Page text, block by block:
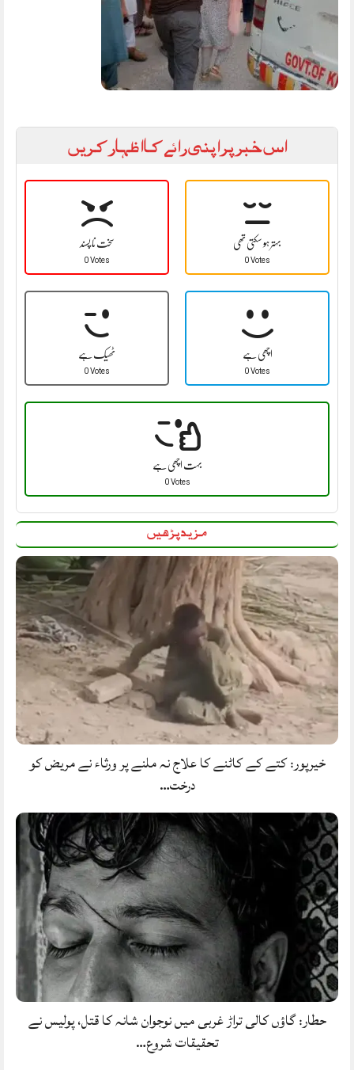
اس خبر پر اپنی رائے کا اظہار کریں
سخت نا پسند
0 Votes
بہتر ہو سکتی تھی
0 Votes
ٹھیک ہے
0 Votes
اچھی ہے
0 Votes
بہت اچھی ہے
0 Votes
مزید پڑھیں
خیرپور: کتے کے کاٹنے کا علاج نہ ملنے پر ورثاء نے مریض کو
درخت…
حطار: گاؤں کالی تراڑ غربی میں نوجوان شانہ کا قتل، پولیس نے
تحقیقات شروع…